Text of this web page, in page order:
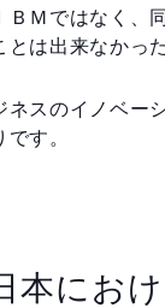
Ｍではなく、
は出来なかっ
スのイノベー
す。
本にお